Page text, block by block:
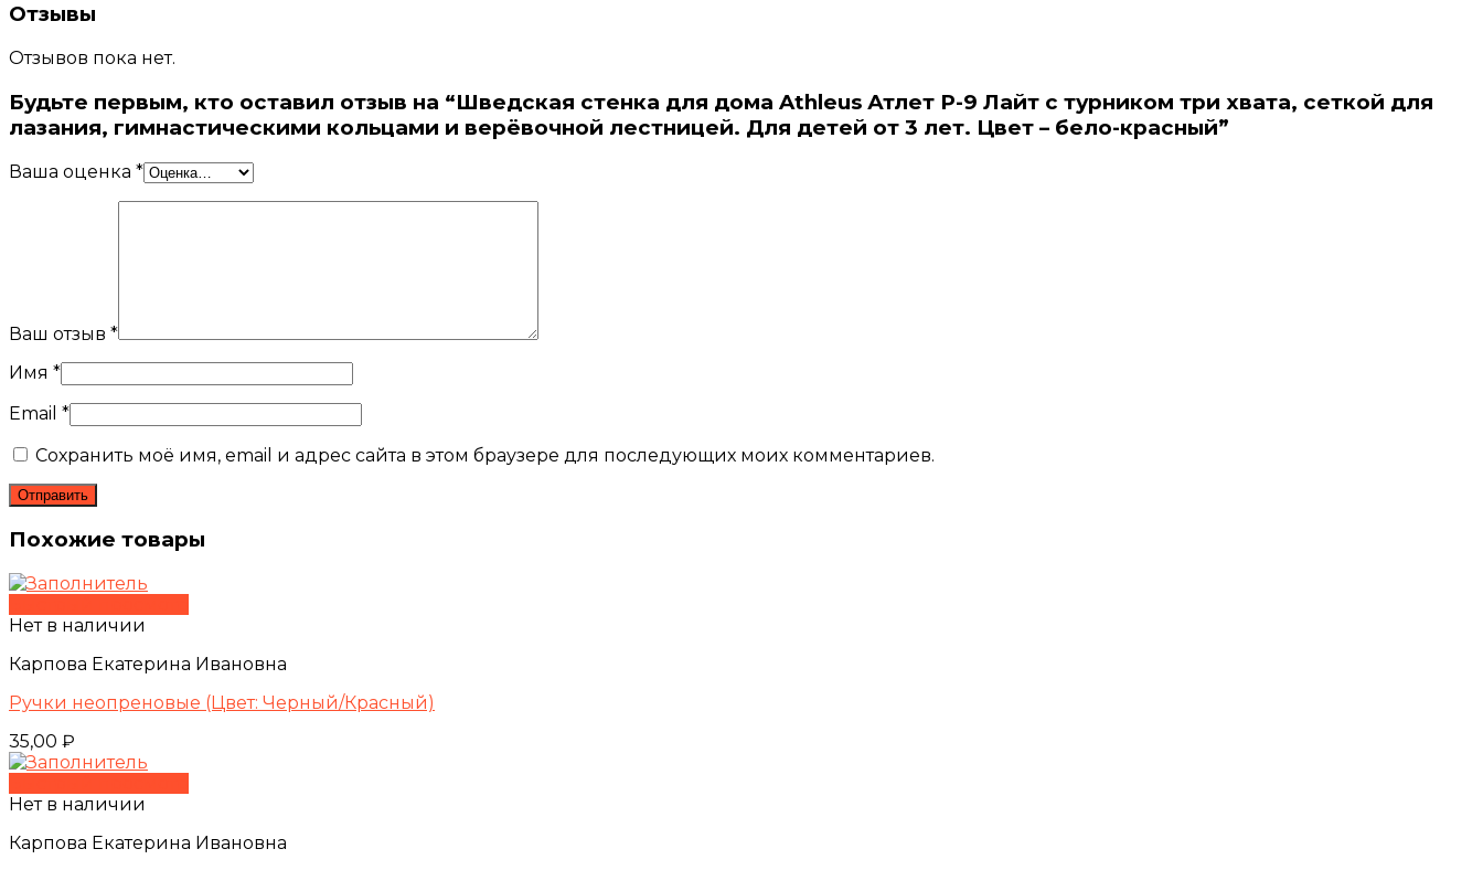
Отзывы
Отзывов пока нет.
Будьте первым, кто оставил отзыв на “Шведская стенка для дома Athleus Атлет P-9 Лайт с турником три хвата, сеткой для
лазания, гимнастическими кольцами и верёвочной лестницей. Для детей от 3 лет. Цвет – бело-красный”
Ваша оценка *
Ваш отзыв *
Имя *
Email *
Сохранить моё имя, email и адрес сайта в этом браузере для последующих моих комментариев.
Похожие товары
Нет в наличии
Карпова Екатерина Ивановна
Ручки неопреновые (Цвет: Черный/Красный)
35,00 ₽
Нет в наличии
Карпова Екатерина Ивановна